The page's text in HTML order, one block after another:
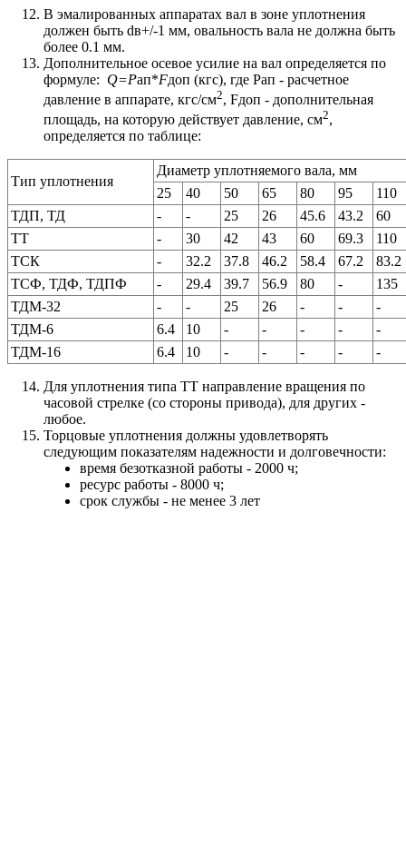
В эмалированных аппаратах вал в зоне уплотнения
должен быть dв+/-1 мм, овальность вала не должна быть
более 0.1 мм.
Дополнительное осевое усилие на вал определяется по
формуле: Q=Pап*Fдоп (кгс), где Pап - расчетное
давление в аппарате, кгс/см2, Fдоп - дополнительная
площадь, на которую действует давление, см2,
определяется по таблице:
Тип уплотнения
Диаметр уплотняемого вала, мм
25
40 50 65 80 95
110
ТДП, ТД
- - 25 26 45.6 43.2
60
ТТ
- 30 42 43 60 69.3
110
ТСК
- 32.2 37.8 46.2 58.4 67.2
83.2
ТСФ, ТДФ, ТДПФ
- 29.4 39.7 56.9 80 -
135
ТДМ-32
- - 25 26 - -
-
ТДМ-6
6.4 10 - - - -
-
ТДМ-16
6.4 10 - - - - -
Для уплотнения типа ТТ направление вращения по
часовой стрелке (со стороны привода), для других -
любое.
Торцовые уплотнения должны удовлетворять
следующим показателям надежности и долговечности:
время безотказной работы - 2000 ч;
ресурс работы - 8000 ч;
срок службы - не менее 3 лет